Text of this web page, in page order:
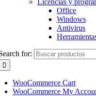
Licencias y
Office
Windows
Antivirus
for:
WooCommerce Cart
WooCommerce My